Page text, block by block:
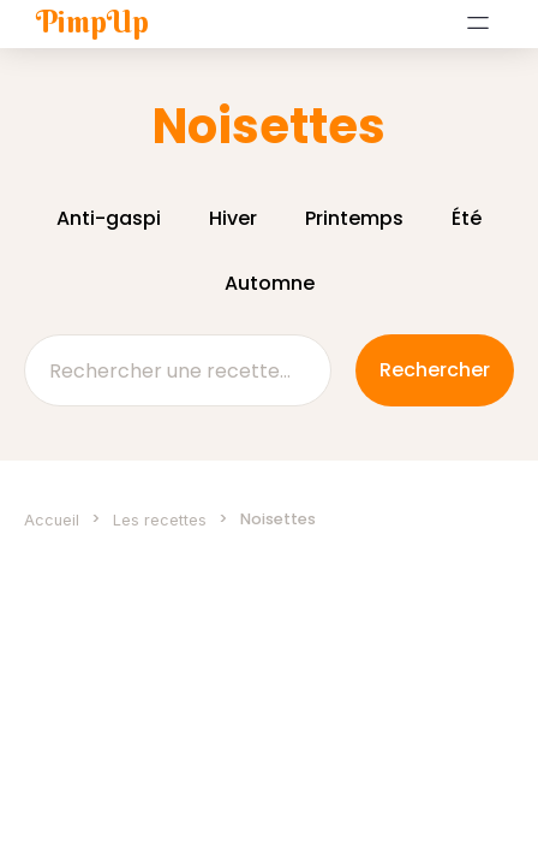
PimpUp
Noisettes
Anti-gaspi Hiver Printemps Été
Automne
Accueil > Les recettes > Noisettes